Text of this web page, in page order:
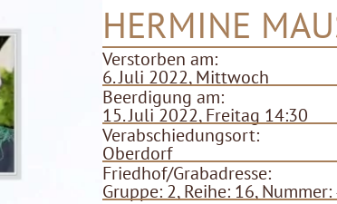
HERMINE
Verstorben am:
6. Juli 2022, Mittwoch
Beerdigung am:
15. Juli 2022, Freitag 14:30
Verabschiedungsort:
Oberdorf
Friedhof/Grabadresse:
Gruppe: 2, Reihe: 16, Nummer: